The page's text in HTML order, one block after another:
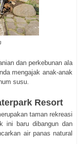
dan perkebunan ala
mengajak anak-anak
susu.
Resort
taman rekreasi
ini baru dibangun dan
air panas natural